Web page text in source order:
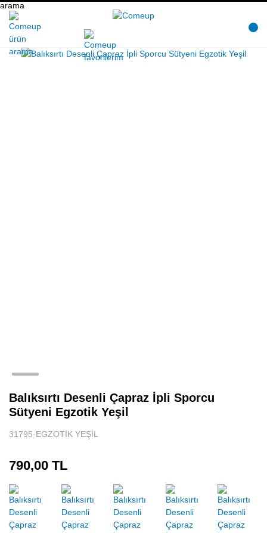
Balıksırtı Desenli Çapraz İpli Sporcu
Sütyeni Egzotik Yeşil
31795-EGZOTİK YEŞİL
790,00 TL